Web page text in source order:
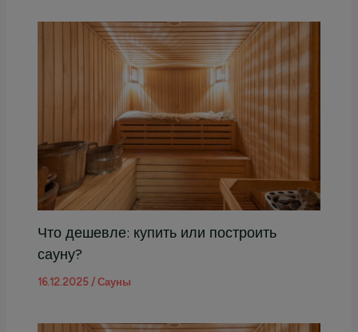
Что дешевле: купить или построить
сауну?
16.12.2025/Сауны